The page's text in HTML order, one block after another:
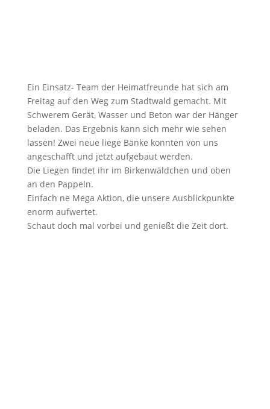
Ein Einsatz- Team der Heimatfreunde hat sich am
Freitag auf den Weg zum Stadtwald gemacht. Mit
Schwerem Gerät, Wasser und Beton war der Hänger
beladen. Das Ergebnis kann sich mehr wie sehen
lassen! Zwei neue liege Bänke konnten von uns
angeschafft und jetzt aufgebaut werden.
Die Liegen findet ihr im Birkenwäldchen und oben
an den Pappeln.
Einfach ne Mega Aktion, die unsere Ausblickpunkte
enorm aufwertet.
Schaut doch mal vorbei und genießt die Zeit dort.